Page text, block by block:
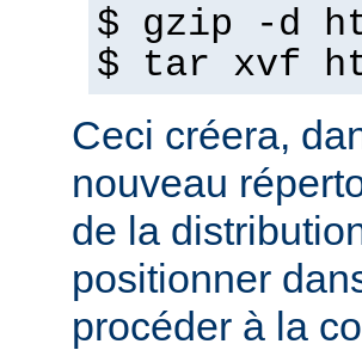
$ gzip -d
$ tar xvf
Ceci créera,
nouveau
de la
positionner
procéder à la